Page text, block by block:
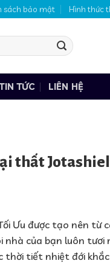
sách bảo mật Hình thức
TIN TỨC LIÊN HỆ
thất
Ưu được tạo nên từ
của bạn luôn tươi
thời tiết nhiệt đới